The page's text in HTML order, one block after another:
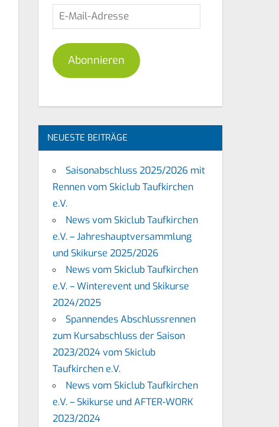
E-
Mail-
Adresse
Abonnieren
NEUESTE BEITRÄGE
Saisonabschluss 2025/2026 mit
Rennen vom Skiclub Taufkirchen
e.V.
News vom Skiclub Taufkirchen
e.V. – Jahreshauptversammlung
und Skikurse 2025/2026
News vom Skiclub Taufkirchen
e.V. – Winterevent und Skikurse
2024/2025
Spannendes Abschlussrennen
zum Kursabschluss der Saison
2023/2024 vom Skiclub
Taufkirchen e.V.
News vom Skiclub Taufkirchen
e.V. – Skikurse und AFTER-WORK
2023/2024